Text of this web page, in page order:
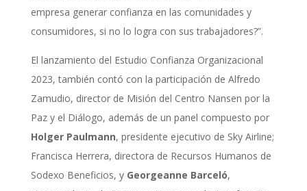
empresa generar confianza en las comunidades y
consumidores, si no lo logra con sus trabajadores?”.
El lanzamiento del Estudio Confianza Organizacional
2023, también contó con la participación de Alfredo
Zamudio, director de Misión del Centro Nansen por la
Paz y el Diálogo, además de un panel compuesto por
Holger Paulmann, presidente ejecutivo de Sky Airline;
Francisca Herrera, directora de Recursos Humanos de
Sodexo Beneficios, y Georgeanne Barceló,